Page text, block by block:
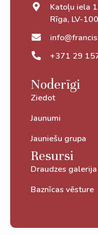
Katoļu iela
Rīga, LV-
+371 29
Noderīgi
Ziedot
Jaunumi
Jauniešu grupa
Resursi
Draudzes galerija
Baznīcas vēsture